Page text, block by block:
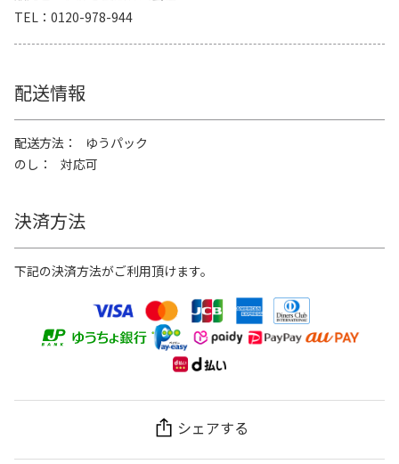
TEL
0120-978-944
配送情報
配送方法
ゆうパック
のし
対応可
決済方法
下記の決済方法がご利用頂けます。
シェアする